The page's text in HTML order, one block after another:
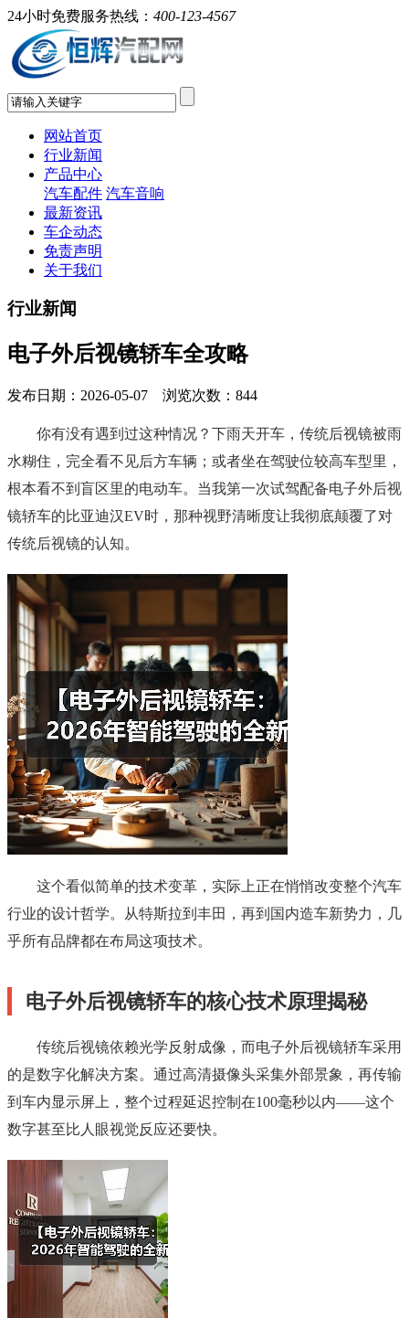
24小时免费服务热线： 400-123-4567
网站首页
行业新闻
产品中心
汽车配件 汽车音响
最新资讯
车企动态
免责声明
关于我们
行业新闻
电子外后视镜轿车全攻略
发布日期：2026-05-07 浏览次数： 844
你有没有遇到过这种情况？下雨天开车，传统后视镜被雨
水糊住，完全看不见后方车辆；或者坐在驾驶位较高车型里，
根本看不到盲区里的电动车。当我第一次试驾配备电子外后视
镜轿车的比亚迪汉EV时，那种视野清晰度让我彻底颠覆了对
传统后视镜的认知。
这个看似简单的技术变革，实际上正在悄悄改变整个汽车
行业的设计哲学。从特斯拉到丰田，再到国内造车新势力，几
乎所有品牌都在布局这项技术。
电子外后视镜轿车的核心技术原理揭秘
传统后视镜依赖光学反射成像，而电子外后视镜轿车采用
的是数字化解决方案。通过高清摄像头采集外部景象，再传输
到车内显示屏上，整个过程延迟控制在100毫秒以内——这个
数字甚至比人眼视觉反应还要快。